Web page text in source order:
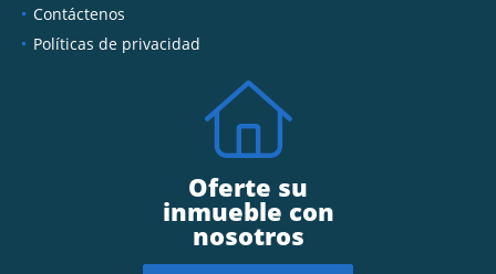
Contáctenos
Políticas de privacidad
Oferte su
inmueble con
nosotros